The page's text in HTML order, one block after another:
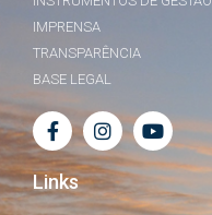
IMPRENSA
TRANSPARÊNCIA
BASE LEGAL
Links